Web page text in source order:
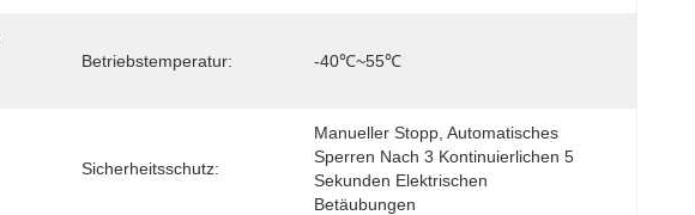
Betriebstemperatur: -40℃~55℃
Sicherheitsschutz:
Manueller Stopp, Automatisches
Sperren Nach 3 Kontinuierlichen 5
Sekunden Elektrischen
Betäubungen